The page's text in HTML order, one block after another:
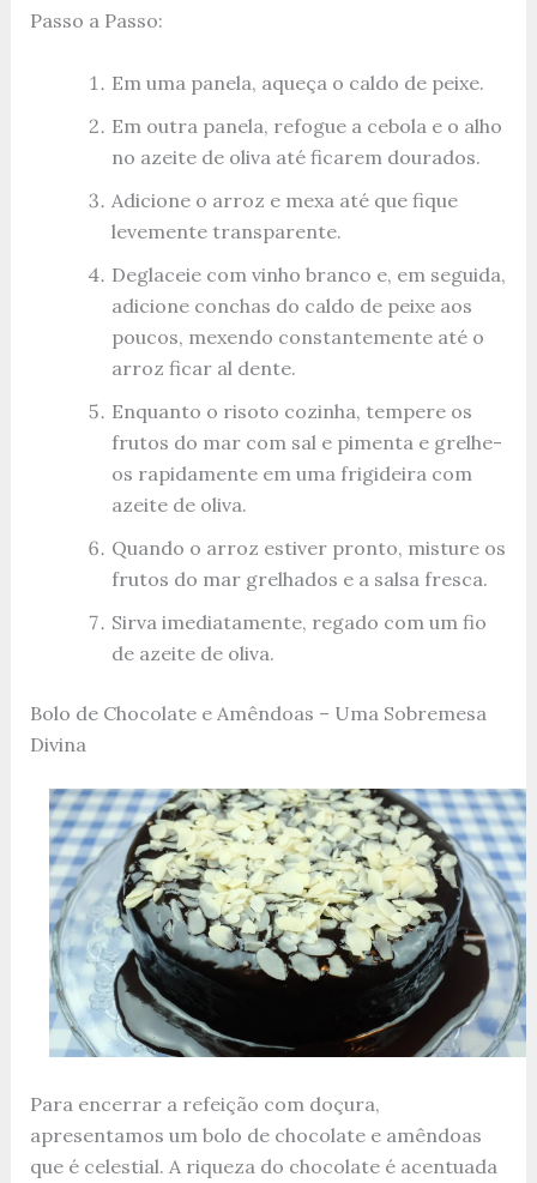
Passo a Passo:
Em uma panela, aqueça o caldo de peixe.
Em outra panela, refogue a cebola e o alho
no azeite de oliva até ficarem dourados.
Adicione o arroz e mexa até que fique
levemente transparente.
Deglaceie com vinho branco e, em seguida,
adicione conchas do caldo de peixe aos
poucos, mexendo constantemente até o
arroz ficar al dente.
Enquanto o risoto cozinha, tempere os
frutos do mar com sal e pimenta e grelhe-
os rapidamente em uma frigideira com
azeite de oliva.
Quando o arroz estiver pronto, misture os
frutos do mar grelhados e a salsa fresca.
Sirva imediatamente, regado com um fio
de azeite de oliva.
Bolo de Chocolate e Amêndoas – Uma Sobremesa
Divina
Para encerrar a refeição com doçura,
apresentamos um bolo de chocolate e amêndoas
que é celestial. A riqueza do chocolate é acentuada